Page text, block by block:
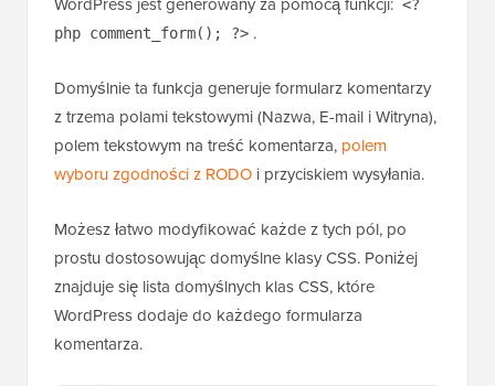
<?
php comment_form(); ?> .
Domyślnie ta funkcja generuje formularz komentarzy
z trzema polami tekstowymi (Nazwa, E-mail i Witryna),
polem tekstowym na treść komentarza, polem
wyboru zgodności z RODO i przyciskiem wysyłania.
Możesz łatwo modyfikować każde z tych pól, po
prostu dostosowując domyślne klasy CSS. Poniżej
znajduje się lista domyślnych klas CSS, które
WordPress dodaje do każdego formularza
komentarza.